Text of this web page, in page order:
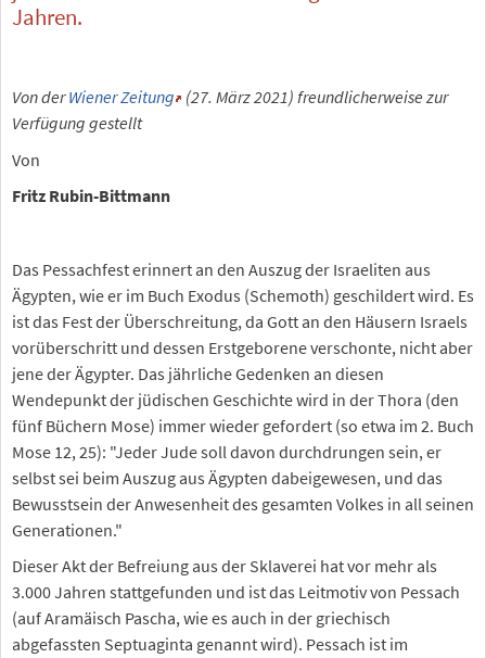
Jahren.
Von derWiener Zeitung (27. März 2021) freundlicherweise zur
Verfügung gestellt
Von
Fritz Rubin-Bittmann
Das Pessachfest erinnert an den Auszug der Israeliten aus
Ägypten, wie er im Buch Exodus (Schemoth) geschildert wird. Es
ist das Fest der Überschreitung, da Gott an den Häusern Israels
vorüberschritt und dessen Erstgeborene verschonte, nicht aber
jene der Ägypter. Das jährliche Gedenken an diesen
Wendepunkt der jüdischen Geschichte wird in der Thora (den
fünf Büchern Mose) immer wieder gefordert (so etwa im 2. Buch
Mose 12, 25): "Jeder Jude soll davon durchdrungen sein, er
selbst sei beim Auszug aus Ägypten dabeigewesen, und das
Bewusstsein der Anwesenheit des gesamten Volkes in all seinen
Generationen."
Dieser Akt der Befreiung aus der Sklaverei hat vor mehr als
3.000 Jahren stattgefunden und ist das Leitmotiv von Pessach
(auf Aramäisch Pascha, wie es auch in der griechisch
abgefassten Septuaginta genannt wird). Pessach ist im